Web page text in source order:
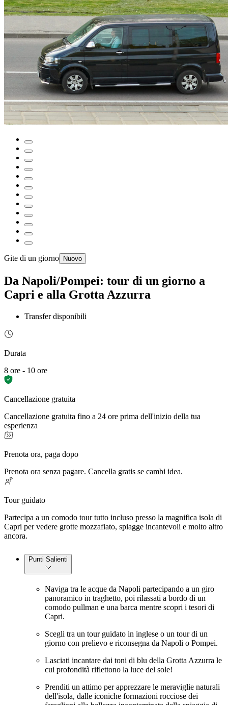
Gite di un giorno Nuovo
Da Napoli/Pompei: tour di un giorno a
Capri e alla Grotta Azzurra
Transfer disponibili
Durata
8 ore - 10 ore
Cancellazione gratuita
Cancellazione gratuita fino a 24 ore prima dell'inizio della tua
esperienza
Prenota ora, paga dopo
Prenota ora senza pagare. Cancella gratis se cambi idea.
Tour guidato
Partecipa a un comodo tour tutto incluso presso la magnifica isola di
Capri per vedere grotte mozzafiato, spiagge incantevoli e molto altro
ancora.
Punti Salienti
Naviga tra le acque da Napoli partecipando a un giro
panoramico in traghetto, poi rilassati a bordo di un
comodo pullman e una barca mentre scopri i tesori di
Capri.
Scegli tra un tour guidato in inglese o un tour di un
giorno con prelievo e riconsegna da Napoli o Pompei.
Lasciati incantare dai toni di blu della Grotta Azzurra le
cui profondità riflettono la luce del sole!
Prenditi un attimo per apprezzare le meraviglie naturali
dell'isola, dalle iconiche formazioni rocciose dei